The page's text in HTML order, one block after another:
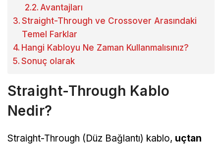
Avantajları
Straight-Through ve Crossover Arasındaki
Temel Farklar
Hangi Kabloyu Ne Zaman Kullanmalısınız?
Sonuç olarak
Straight-Through Kablo
Nedir?
Straight-Through (Düz Bağlantı) kablo, uçtan